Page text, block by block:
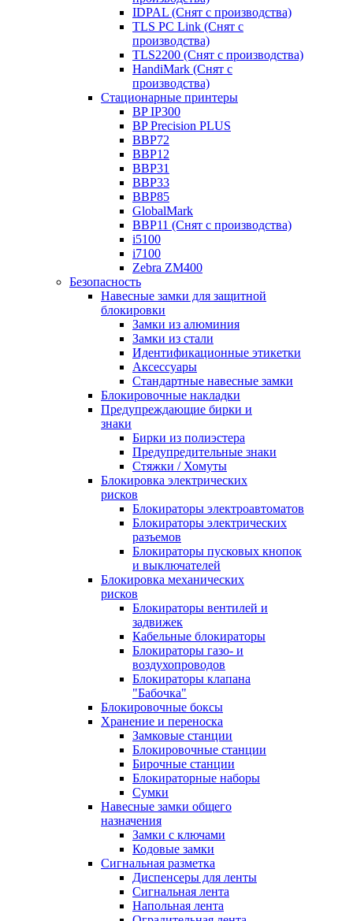
IDPAL (Снят с производства)
TLS PC Link (Снят с
производства)
TLS2200 (Снят с производства)
HandiMark (Снят с
производства)
Стационарные принтеры
BP IP300
BP Precision PLUS
BBP72
BBP12
BBP31
BBP33
BBP85
GlobalMark
BBP11 (Снят с производства)
i5100
i7100
Zebra ZM400
Безопасность
Навесные замки для защитной
блокировки
Замки из алюминия
Замки из стали
Идентификационные этикетки
Аксессуары
Стандартные навесные замки
Блокировочные накладки
Предупреждающие бирки и
знаки
Бирки из полиэстера
Предупредительные знаки
Стяжки / Хомуты
Блокировка электрических
рисков
Блокираторы электроавтоматов
Блокираторы электрических
разъемов
Блокираторы пусковых кнопок
и выключателей
Блокировка механических
рисков
Блокираторы вентилей и
задвижек
Кабельные блокираторы
Блокираторы газо- и
воздухопроводов
Блокираторы клапана
"Бабочка"
Блокировочные боксы
Хранение и переноска
Замковые станции
Блокировочные станции
Бирочные станции
Блокираторные наборы
Сумки
Навесные замки общего
назначения
Замки с ключами
Кодовые замки
Сигнальная разметка
Диспенсеры для ленты
Сигнальная лента
Напольная лента